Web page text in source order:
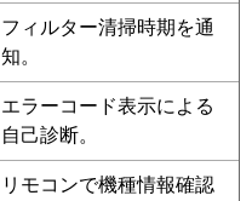
フィルター清掃時期を通
知。
エラーコード表示による
自己診断。
リモコンで機種情報確認